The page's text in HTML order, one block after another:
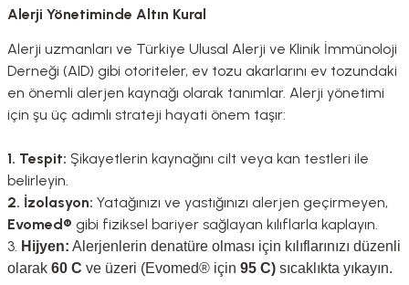
Alerji Yönetiminde Altın Kural
Alerji uzmanları ve Türkiye Ulusal Alerji ve Klinik İmmünoloji
Derneği (AID) gibi otoriteler, ev tozu akarlarını ev tozundaki
en önemli alerjen kaynağı olarak tanımlar. Alerji yönetimi
için şu üç adımlı strateji hayati önem taşır:
1. Tespit: Şikayetlerin kaynağını cilt veya kan testleri ile
belirleyin.
2. İzolasyon: Yatağınızı ve yastığınızı alerjen geçirmeyen,
Evomed® gibi fiziksel bariyer sağlayan kılıflarla kaplayın.
3. Hijyen: Alerjenlerin denatüre olması için kılıflarınızı düzenli
olarak 60 C ve üzeri (Evomed® için 95 C) sıcaklıkta yıkayın.